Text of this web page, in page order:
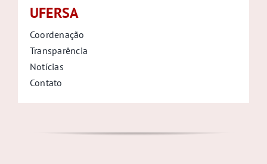
UFERSA
Coordenação
Transparência
Notícias
Contato